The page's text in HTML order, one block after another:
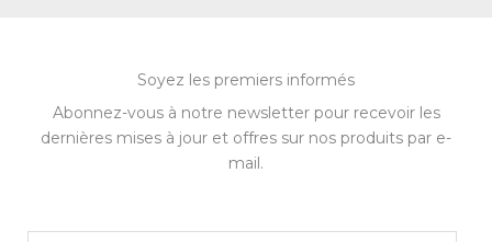
Soyez les premiers informés
Abonnez-vous à notre newsletter pour recevoir les
dernières mises à jour et offres sur nos produits par e-
mail.